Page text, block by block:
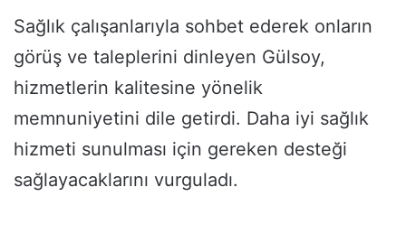
Sağlık çalışanlarıyla sohbet ederek onların
görüş ve taleplerini dinleyen Gülsoy,
hizmetlerin kalitesine yönelik
memnuniyetini dile getirdi. Daha iyi sağlık
hizmeti sunulması için gereken desteği
sağlayacaklarını vurguladı.